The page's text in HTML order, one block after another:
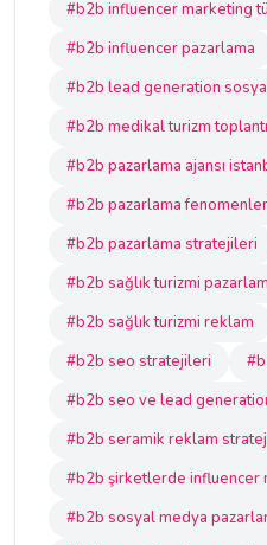
#b2b influencer marketing
#b2b influencer pazarlama
#b2b lead generation
#b2b medikal turizm
#b2b pazarlama ajansı
#b2b pazarlama
#b2b pazarlama stratejileri
#b2b sağlık turizmi
#b2b sağlık turizmi reklam
#b2b seo stratejileri
#b2b seo ve lead
#b2b seramik reklam
#b2b şirketlerde influencer
#b2b sosyal medya